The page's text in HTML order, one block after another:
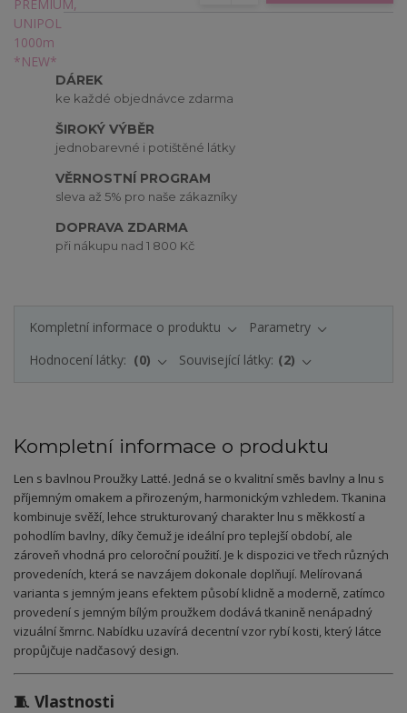
DÁREK
ke každé objednávce zdarma
ŠIROKÝ VÝBĚR
jednobarevné i potištěné látky
VĚRNOSTNÍ PROGRAM
sleva až 5% pro naše zákazníky
DOPRAVA ZDARMA
při nákupu nad 1 800 Kč
Kompletní informace o produktu
Parametry
Hodnocení látky:
0 Související látky: 2
Kompletní informace o produktu
Len s bavlnou Proužky Latté. Jedná se o kvalitní směs bavlny a lnu s
příjemným omakem a přirozeným, harmonickým vzhledem. Tkanina
kombinuje svěží, lehce strukturovaný charakter lnu s měkkostí a
pohodlím bavlny, díky čemuž je ideální pro teplejší období, ale
zároveň vhodná pro celoroční použití. Je k dispozici ve třech různých
provedeních, která se navzájem dokonale doplňují. Melírovaná
varianta s jemným jeans efektem působí klidně a moderně, zatímco
provedení s jemným bílým proužkem dodává tkanině nenápadný
vizuální šmrnc. Nabídku uzavírá decentní vzor rybí kosti, který látce
propůjčuje nadčasový design.
🧵 Vlastnosti